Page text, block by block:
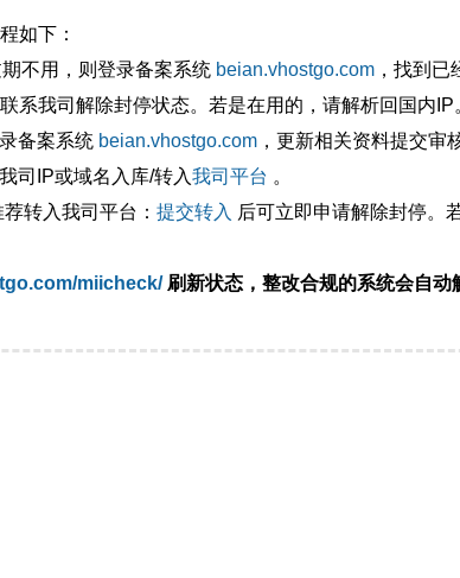
如下：
不用，则登录备案系统 beian.vhostgo.com ，找到
系我司解除封停状态。若是在用的，请解析回国内IP
备案系统 beian.vhostgo.com ，更新相关资料提交审
司IP或域名入库/转入我司平台 。
转入我司平台： 提交转入 后可立即申请解除封停。
miicheck/刷新状态，整改合规的系统会自动